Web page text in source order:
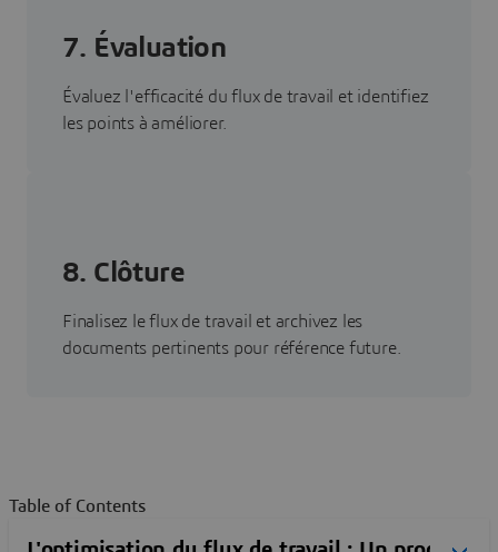
7. Évaluation
Évaluez l'efficacité du flux de travail et identifiez
les points à améliorer.
8. Clôture
Finalisez le flux de travail et archivez les
documents pertinents pour référence future.
Table of Contents